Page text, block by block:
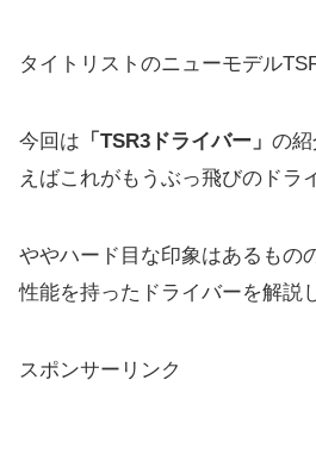
タイトリストのニューモデル
今回は 「TSR3ドライバー」 の
えばこれがもうぶっ飛びのドラ
ややハード目な印象はあるもの
性能を持ったドライバーを解説
スポンサーリンク